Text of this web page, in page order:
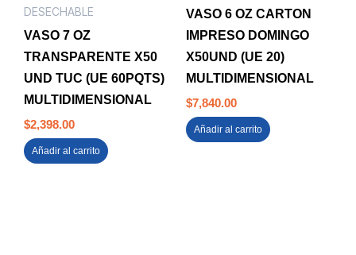
DESECHABLE
VASO 7 OZ
TRANSPARENTE X50
UND TUC (UE 60PQTS)
MULTIDIMENSIONAL
$2,398.00
Añadir al carrito
VASO 6 OZ CARTON
IMPRESO DOMINGO
X50UND (UE 20)
MULTIDIMENSIONAL
$7,840.00
Añadir al carrito